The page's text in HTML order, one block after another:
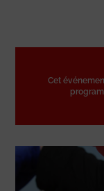
Cet